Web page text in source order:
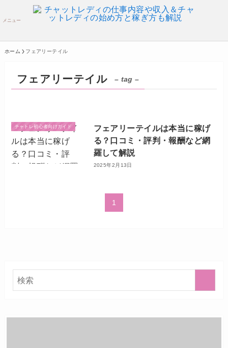
メニュー
ホーム フェアリーテイル
フェアリーテイル – tag –
チャトレ初心者向けガイド
フェアリーテイルは本当に稼げ
る？口コミ・評判・報酬など網
羅して解説
2025年2月13日
1